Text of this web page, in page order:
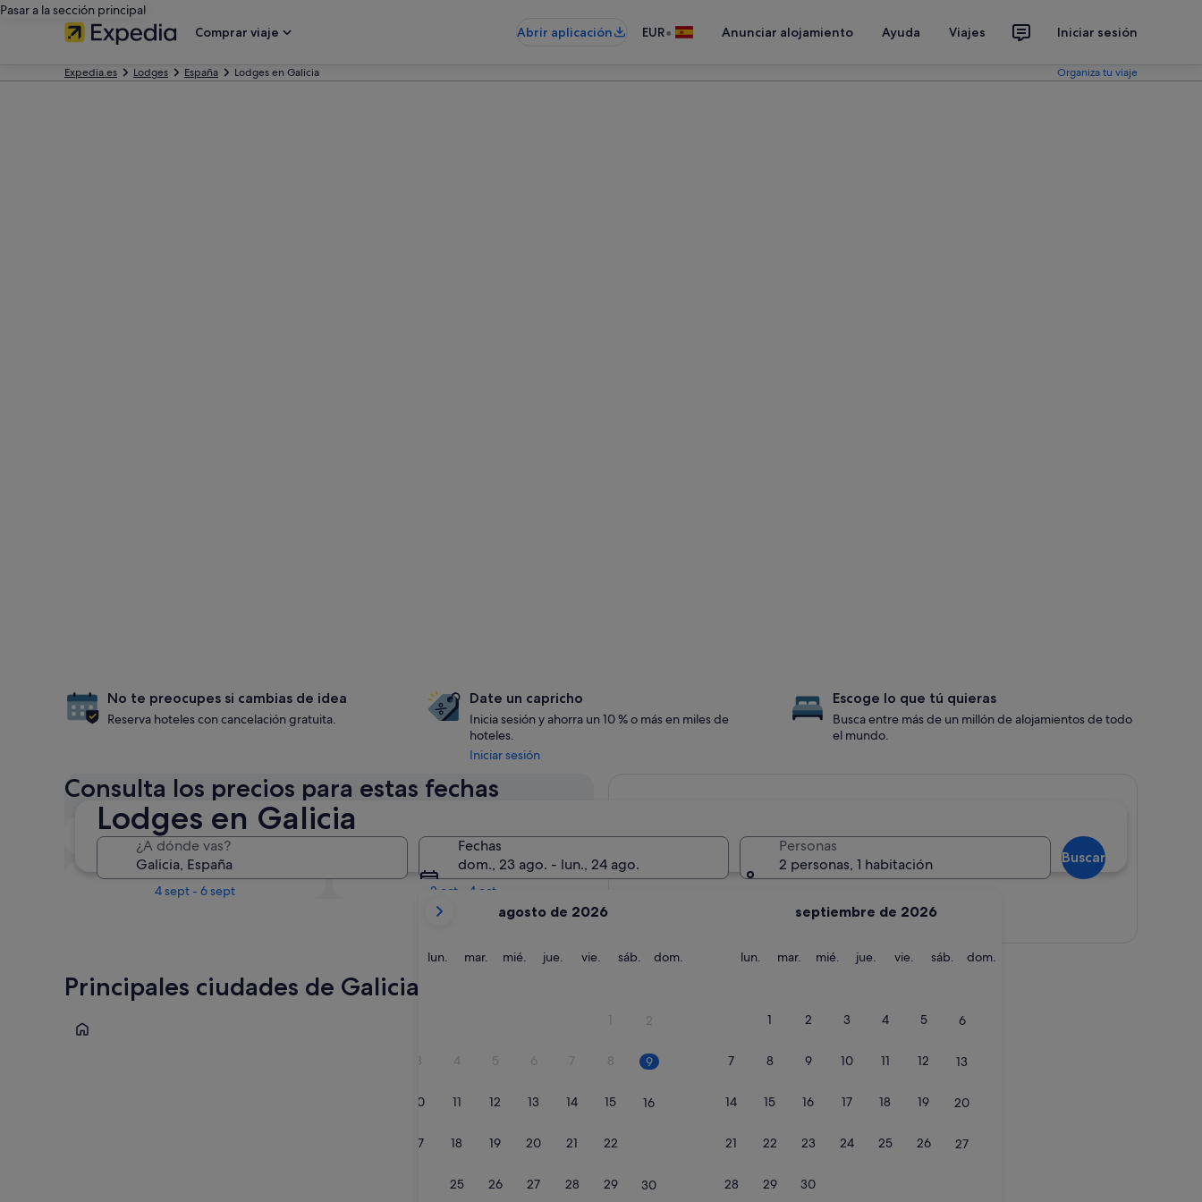
Pasar a la sección principal
Comprar viaje
Abrir aplicación EUR• Anunciar alojamiento Ayuda Viajes Iniciar sesión
Expedia.es Lodges España Lodges en Galicia Organiza tu viaje
Lodges en Galicia
¿A dónde vas?
Fechas
dom., 23 ago. - lun., 24 ago.
meses
son
de
de
agosto de 2026
lun. lunesmar. martes
mié. miércoles
jue. jueves
vie. viernes
sáb. sábado
dom.
1 2
3 4 5 6 7 8 9
10 11 12 13 14 15 16
17 18 19 20 21 22
25 26 27 28 29 30
septiembre de 2026
lun. lunesmar. martes
mié. miércoles
jue. jueves
vie. viernes
sáb. sábado
dom.
1 2 3 4 5 6
7 8 9 10 11 12 13
14 15 16 17 18 19 20
21 22 23 24 25 26 27
28 29 30
Personas
2 personas, 1 habitación
Buscar
No te preocupes si cambias de idea
Reserva hoteles con cancelación gratuita.
Date un capricho
Inicia sesión y ahorra un 10 % o más en miles de
hoteles.
Iniciar sesión
Escoge lo que tú quieras
Busca entre más de un millón de alojamientos de todo
el mundo.
Consulta los precios para estas fechas
Próximo fin de semana
14 ago - 16 ago
21 ago - 23 ago
En un mes
4 sept - 6 sept
En dos meses
2 oct - 4 oct
Principales ciudades de Galicia
Santiago de Compostela Sanxenxo